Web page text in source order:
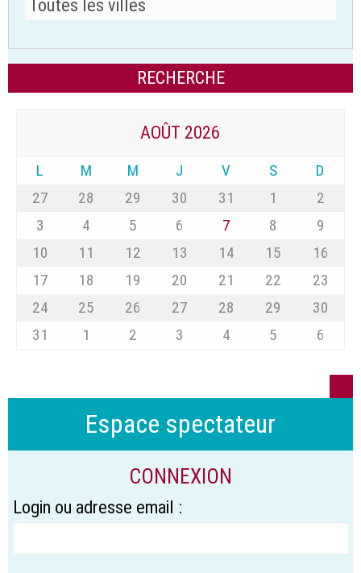
AOÛT 2026
L M M J V S
D
27
28 29 30 31 1
2
3
4 5 6 7 8
9
10
11 12 13 14 15
16
17
18 19 20 21 22
23
24
25 26 27 28 29
30
31
1 2 3 4 5 6
Espace spectateur
CONNEXION
Login ou adresse email :